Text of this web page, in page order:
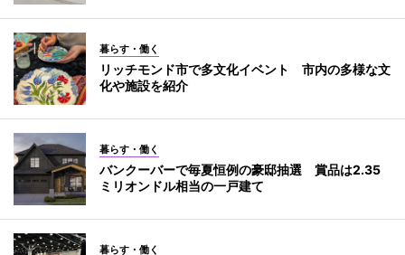
暮らす・働く
リッチモンド市で多文化イベント 市内の多様な文
化や施設を紹介
暮らす・働く
バンクーバーで毎夏恒例の豪邸抽選 賞品は2.35
ミリオンドル相当の一戸建て
暮らす・働く